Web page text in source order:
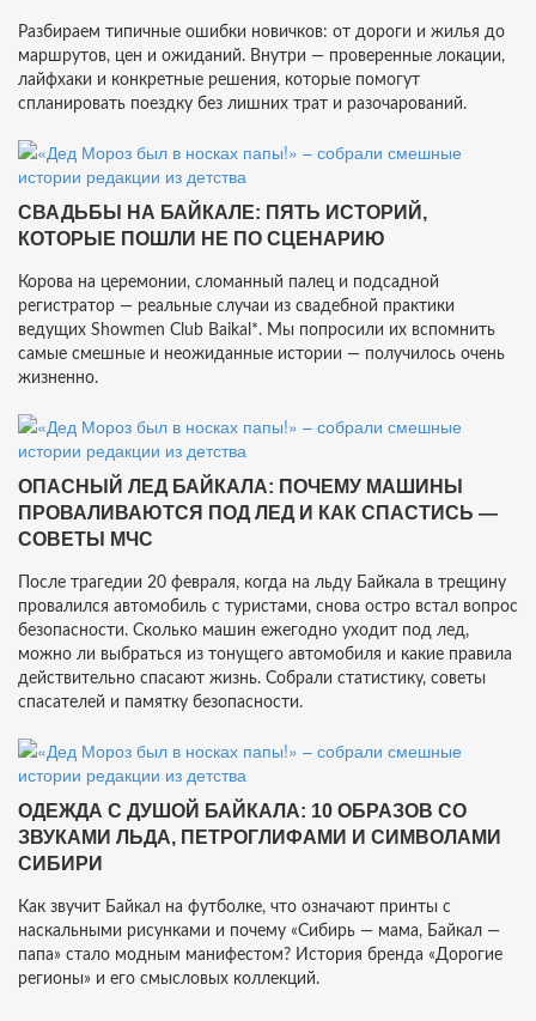
Разбираем типичные ошибки новичков: от дороги и жилья до
маршрутов, цен и ожиданий. Внутри — проверенные локации,
лайфхаки и конкретные решения, которые помогут
спланировать поездку без лишних трат и разочарований.
СВАДЬБЫ НА БАЙКАЛЕ: ПЯТЬ ИСТОРИЙ,
КОТОРЫЕ ПОШЛИ НЕ ПО СЦЕНАРИЮ
Корова на церемонии, сломанный палец и подсадной
регистратор — реальные случаи из свадебной практики
ведущих Showmen Club Baikal*. Мы попросили их вспомнить
самые смешные и неожиданные истории — получилось очень
жизненно.
ОПАСНЫЙ ЛЕД БАЙКАЛА: ПОЧЕМУ МАШИНЫ
ПРОВАЛИВАЮТСЯ ПОД ЛЕД И КАК СПАСТИСЬ —
СОВЕТЫ МЧС
После трагедии 20 февраля, когда на льду Байкала в трещину
провалился автомобиль с туристами, снова остро встал вопрос
безопасности. Сколько машин ежегодно уходит под лед,
можно ли выбраться из тонущего автомобиля и какие правила
действительно спасают жизнь. Собрали статистику, советы
спасателей и памятку безопасности.
ОДЕЖДА С ДУШОЙ БАЙКАЛА: 10 ОБРАЗОВ СО
ЗВУКАМИ ЛЬДА, ПЕТРОГЛИФАМИ И СИМВОЛАМИ
СИБИРИ
Как звучит Байкал на футболке, что означают принты с
наскальными рисунками и почему «Сибирь — мама, Байкал —
папа» стало модным манифестом? История бренда «Дорогие
регионы» и его смысловых коллекций.